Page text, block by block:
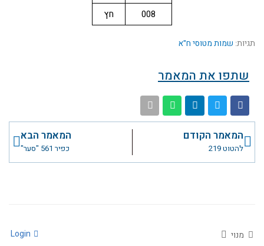
008
חץ
תגיות: שמות מטוסי ח"א
שתפו את המאמר
קודם
המאמר הקודם
להטוט 219
המאמר הבא
כפיר 561 "סער"
מנוי